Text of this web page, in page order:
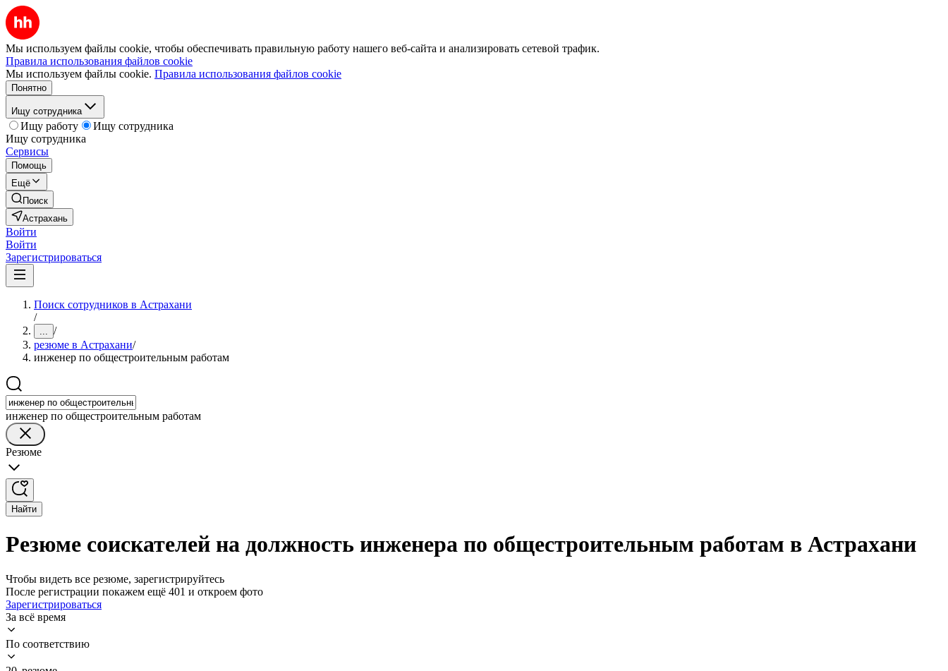
Мы используем файлы cookie, чтобы обеспечивать правильную работу нашего веб-сайта и анализировать сетевой трафик.
Правила использования файлов cookie
Мы используем файлы cookie. Правила использования файлов cookie
Понятно
Ищу сотрудника
Ищу работу
Ищу сотрудника
Ищу сотрудника
Сервисы
Помощь
Ещё
Поиск
Астрахань
Войти
Войти
Зарегистрироваться
Поиск сотрудников в Астрахани
/
... /
резюме в Астрахани/
инженер по общестроительным работам
инженер по общестроительным работам
Резюме
Найти
Резюме соискателей на должность инженера по общестроительным работам в Астрахани
Чтобы видеть все резюме, зарегистрируйтесь
После регистрации покажем ещё 401 и откроем фото
Зарегистрироваться
За всё время
По соответствию